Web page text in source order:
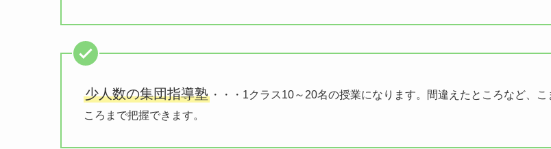
少人数の集団指導塾 ・・・1クラス10～20名の授業になります。間違えたところなど、こ
ころまで把握できます。